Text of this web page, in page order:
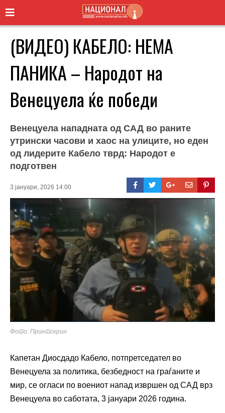
(ВИДЕО) КАБЕЛО: НЕМА
ПАНИКА – Народот на
Венецуела ќе победи
Венецуела нападната од САД во раните
утрински часови и хаос на улиците, но еден
од лидерите Кабело тврд: Народот е
подготвен
3 јануари, 2026 14:00
Фото: Принтскрин
Капетан Диосдадо Кабело, потпретседател во
Венецуела за политика, безбедност на граѓаните и
мир, се огласи по воениот напад извршен од САД врз
Венецуела во саботата, 3 јануари 2026 година.